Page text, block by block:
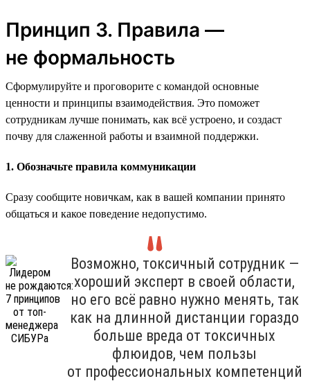
Принцип 3. Правила —
не формальность
Сформулируйте и проговорите с командой основные
ценности и принципы взаимодействия. Это поможет
сотрудникам лучше понимать, как всё устроено, и создаст
почву для слаженной работы и взаимной поддержки.
1. Обозначьте правила коммуникации
Сразу сообщите новичкам, как в вашей компании принято
общаться и какое поведение недопустимо.
Возможно, токсичный сотрудник —
хороший эксперт в своей области,
но его всё равно нужно менять, так
как на длинной дистанции гораздо
больше вреда от токсичных
флюидов, чем пользы
от профессиональных компетенций